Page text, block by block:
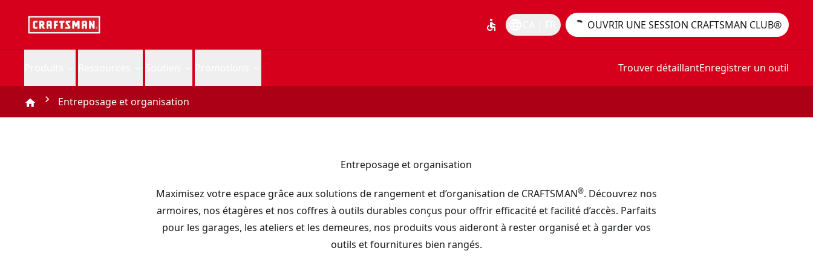
accessible OUVRIR UNE SESSION CRAFTSMAN CLUB®
Trouver détaillantEnregistrer un outil
Entreposage et organisation
Entreposage et organisation
Maximisez votre espace grâce aux solutions de rangement et d’organisation de CRAFTSMAN®. Découvrez nos
armoires, nos étagères et nos coffres à outils durables conçus pour offrir efficacité et facilité d’accès. Parfaits
pour les garages, les ateliers et les demeures, nos produits vous aideront à rester organisé et à garder vos
outils et fournitures bien rangés.